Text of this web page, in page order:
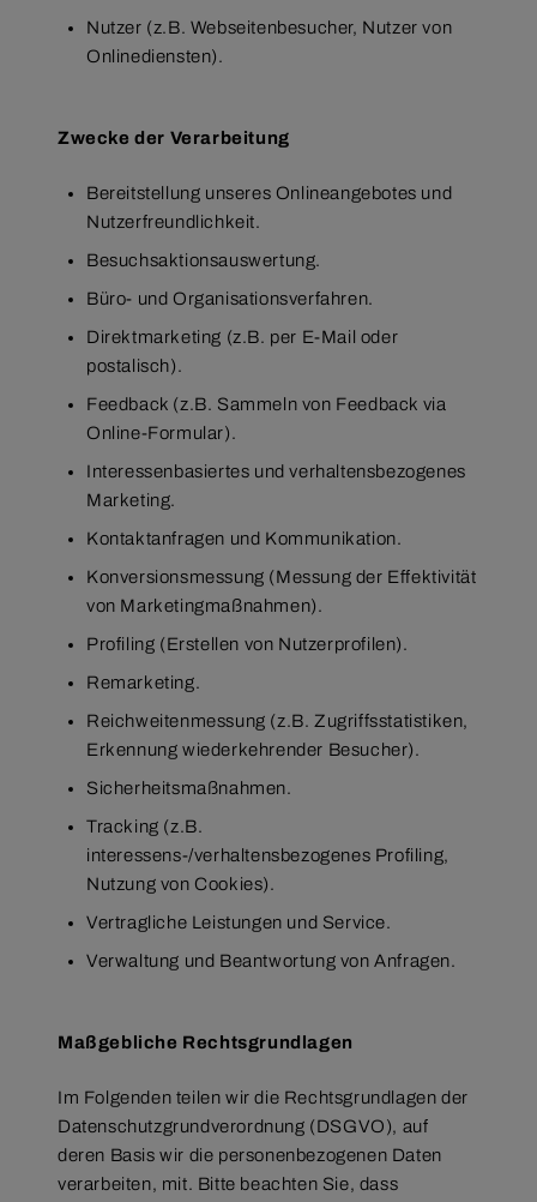
Nutzer (z.B. Webseitenbesucher, Nutzer von
Onlinediensten).
Zwecke der Verarbeitung
Bereitstellung unseres Onlineangebotes und
Nutzerfreundlichkeit.
Besuchsaktionsauswertung.
Büro- und Organisationsverfahren.
Direktmarketing (z.B. per E-Mail oder
postalisch).
Feedback (z.B. Sammeln von Feedback via
Online-Formular).
Interessenbasiertes und verhaltensbezogenes
Marketing.
Kontaktanfragen und Kommunikation.
Konversionsmessung (Messung der Effektivität
von Marketingmaßnahmen).
Profiling (Erstellen von Nutzerprofilen).
Remarketing.
Reichweitenmessung (z.B. Zugriffsstatistiken,
Erkennung wiederkehrender Besucher).
Sicherheitsmaßnahmen.
Tracking (z.B.
interessens-/verhaltensbezogenes Profiling,
Nutzung von Cookies).
Vertragliche Leistungen und Service.
Verwaltung und Beantwortung von Anfragen.
Maßgebliche Rechtsgrundlagen
Im Folgenden teilen wir die Rechtsgrundlagen der
Datenschutzgrundverordnung (DSGVO), auf
deren Basis wir die personenbezogenen Daten
verarbeiten, mit. Bitte beachten Sie, dass